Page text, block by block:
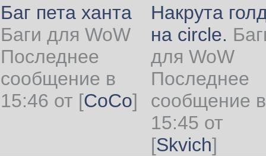
Баг пета ханта
Баги для WoW
Последнее
сообщение в
15:46 от [CoCo]
Накрута
на circle.
для WoW
Последнее
сообщение в
15:45 от
[Skvich]